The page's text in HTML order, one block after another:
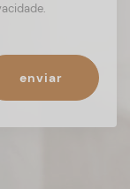
enviar